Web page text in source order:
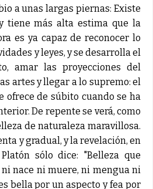
a unas largas piernas: Existe
tiene más alta estima que la
es ya capaz de reconocer lo
y leyes, y se desarrolla el
amar las proyecciones del
artes y llegar a lo supremo: el
ofrece de súbito cuando se ha
De repente se verá, como
de naturaleza maravillosa.
y gradual, y la revelación, en
sólo dice: "Belleza que
nace ni muere, ni mengua ni
bella por un aspecto y fea por